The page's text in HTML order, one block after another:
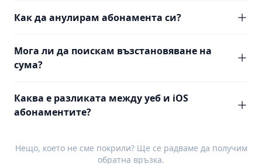
Как да анулирам абонамента си?
Мога ли да поискам възстановяване на
сума?
Каква е разликата между уеб и iOS
абонаментите?
Нещо, което не сме покрили? Ще се радваме да получим
обратна връзка.